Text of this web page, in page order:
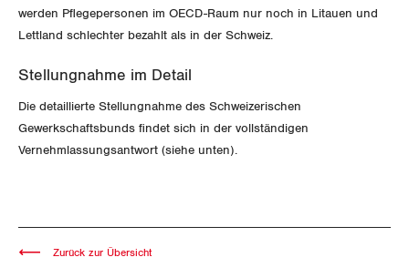
Schwyz
St. Gallen-Appenzell
Uri
werden Pflegepersonen im OECD-Raum nur noch in Litauen und
Lettland schlechter bezahlt als in der Schweiz.
Stellungnahme im Detail
Die detaillierte Stellungnahme des Schweizerischen
Gewerkschaftsbunds findet sich in der vollständigen
Vernehmlassungsantwort (siehe unten).
Zurück zur Übersicht